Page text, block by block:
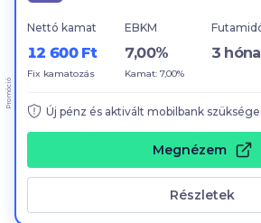
Nettó kamat
12 600 Ft
Fix kamatozás
EBKM
7,00%
Kamat: 7,00%
3
Új pénz és aktivált mobilbank
Megnézem
Részletek
Promóció